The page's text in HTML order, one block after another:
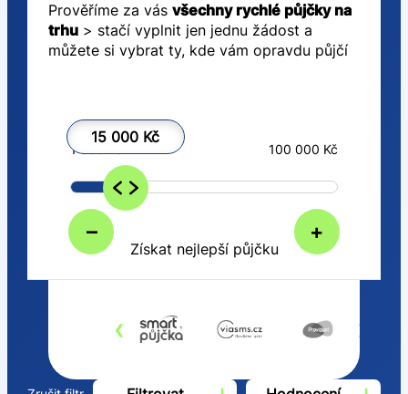
Prověříme za vás všechny rychlé půjčky na
trhu> stačí vyplnit jen jednu žádost a
můžete si vybrat ty, kde vám opravdu půjčí
15 000 Kč
– +
1 000 Kč 100 000 Kč
Získat nejlepší půjčku
‹ ›